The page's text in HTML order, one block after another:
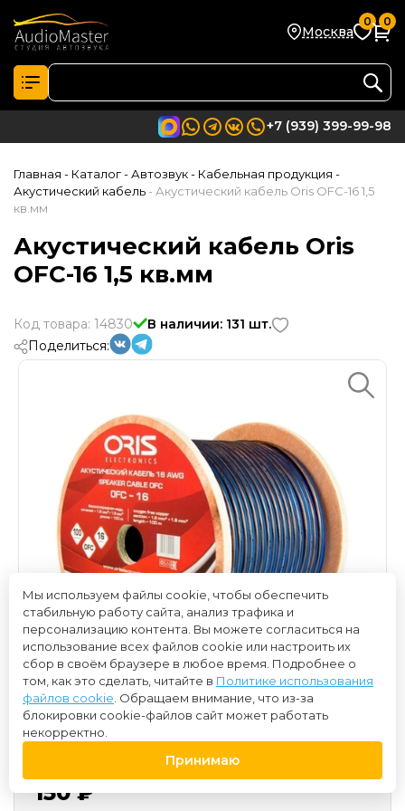
Москва
0 0
+7 (939) 399-99-98
Главная - Каталог- Автозвук- Кабельная продукция -
Акустический кабель - Акустический кабель Oris OFC-16 1,5
кв.мм
Акустический кабель Oris
OFC-16 1,5 кв.мм
Код товара: 14830
В наличии: 131 шт.
Поделиться:
150 ₽
Мы используем файлы cookie, чтобы обеспечить
стабильную работу сайта, анализ трафика и
персонализацию контента. Вы можете согласиться на
использование всех файлов cookie или настроить их
сбор в своём браузере в любое время. Подробнее о
том, как это сделать, читайте в Политике использования
файлов cookie . Обращаем внимание, что из-за
блокировки cookie-файлов сайт может работать
некорректно.
Принимаю